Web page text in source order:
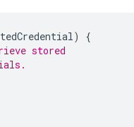
)
{
stored